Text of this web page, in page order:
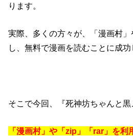
ります。
実際、多くの方々が、「漫画村
し、無料で漫画を読むことに成功
そこで今回、『死神坊ちゃんと
「漫画村」や「zip」「rar」を